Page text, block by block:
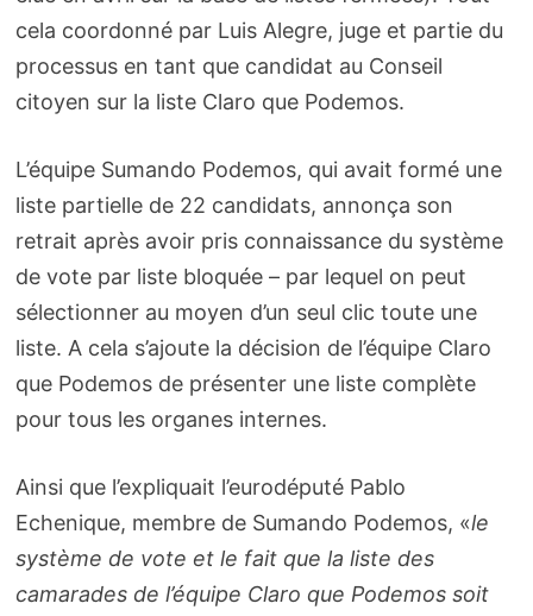
cela coordonné par Luis Alegre, juge et partie du
processus en tant que candidat au Conseil
citoyen sur la liste Claro que Podemos.
L’équipe Sumando Podemos, qui avait formé une
liste partielle de 22 candidats, annonça son
retrait après avoir pris connaissance du système
de vote par liste bloquée – par lequel on peut
sélectionner au moyen d’un seul clic toute une
liste. A cela s’ajoute la décision de l’équipe Claro
que Podemos de présenter une liste complète
pour tous les organes internes.
Ainsi que l’expliquait l’eurodéputé Pablo
Echenique, membre de Sumando Podemos, «le
système de vote et le fait que la liste des
camarades de l’équipe Claro que Podemos soit